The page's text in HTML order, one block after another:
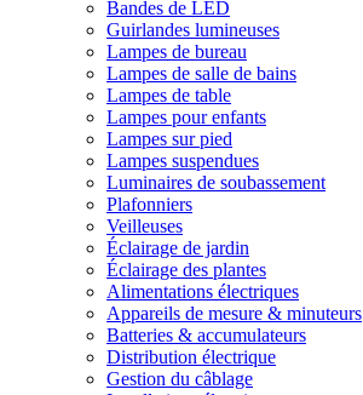
Bandes de LED
Guirlandes lumineuses
Lampes de bureau
Lampes de salle de bains
Lampes de table
Lampes pour enfants
Lampes sur pied
Lampes suspendues
Luminaires de soubassement
Plafonniers
Veilleuses
Éclairage de jardin
Éclairage des plantes
Alimentations électriques
Appareils de mesure & minuteurs
Batteries & accumulateurs
Distribution électrique
Gestion du câblage